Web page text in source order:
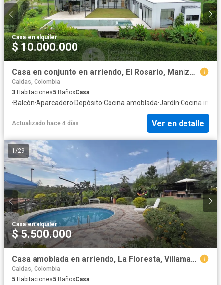
Casa·en alquiler
$ 10.000.000
Casa en conjunto en arriendo, El Rosario, Manizales
Caldas, Colombia
3 Habitaciones5 BañosCasa
·Balcón·Aparcadero·Depósito·Cocina amoblada·Jardín·Cocina
Actualizado hace 4 días Ver en detalle
1 /29
Casa·en alquiler
$ 5.500.000
Casa amoblada en arriendo, La Floresta, Villamaria
Caldas, Colombia
5 Habitaciones5 BañosCasa